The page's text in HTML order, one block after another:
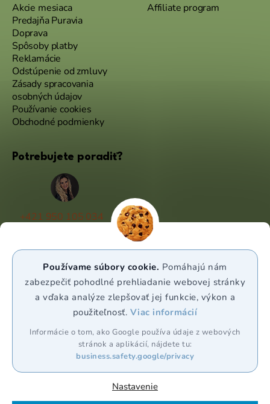
Používame súbory cookie. Pomáhajú nám
zabezpečiť pohodlné prehliadanie webovej stránky
a vďaka analýze zlepšovať jej funkcie, výkon a
použiteľnosť. Viac informácií
Informácie o tom, ako Google používa údaje z webových
stránok a aplikácií, nájdete tu:
business.safety.google/privacy
Nastavenie
Akcie mesiaca
Predajňa Puravia
Doprava
Spôsoby platby
Reklamácie
Odstúpenie od zmluvy
Zásady spracovania
osobných údajov
Používanie cookies
Obchodné podmienky
Affiliate program
Potrebujete poradiť?
+421 950 105 034
WhatsApp
Sledujte nás
Vytvoril Shoptet Premium